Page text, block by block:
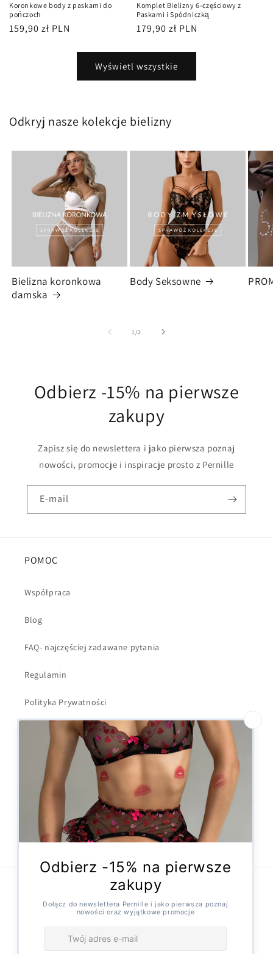
Koronkowe body z paskami do
pończoch
Cena
159,90 zł PLN
Komplet Bielizny 6-częściowy z
Paskami i Spódniczką
Cena
179,90 zł PLN
Wyświetl wszystkie
Odkryj nasze kolekcje bielizny
Bielizna koronkowa
damska
Body Seksowne
1/z2
Odbierz -15% na pierwsze
zakupy
Zapisz się do newslettera i jako pierwsza poznaj
nowości, promocje i inspiracje prosto z Pernille
E-mail
POMOC
Współpraca
Blog
FAQ- najczęściej zadawane pytania
Regulamin
Polityka Prywatności
Dostawa i wysyłka
Kontakt
Formularz odstąpienia
FacebookInstagram
X
Metody
płatności
© 2026,Pernille Technologia Shopify